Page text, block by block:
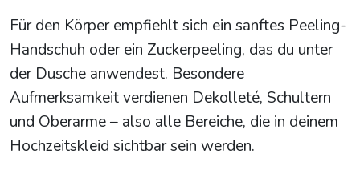
Für den Körper empfiehlt sich ein sanftes Peeling-
Handschuh oder ein Zuckerpeeling, das du unter
der Dusche anwendest. Besondere
Aufmerksamkeit verdienen Dekolleté, Schultern
und Oberarme – also alle Bereiche, die in deinem
Hochzeitskleid sichtbar sein werden.